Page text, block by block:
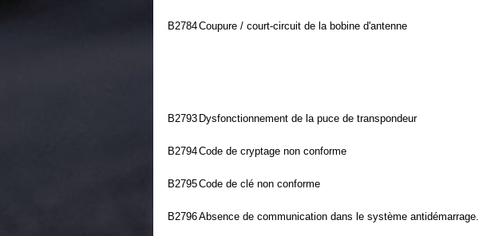
B2784Coupure / court-circuit de la bobine d'antenne
B2793 Dysfonctionnement de la puce de transpondeur
B2794Code de cryptage non conforme
B2795Code de clé non conforme
B2796Absence de communication dans le système antidémarrage.